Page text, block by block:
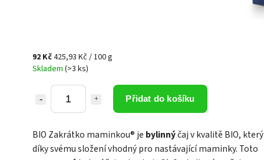
92 Kč425,93 Kč / 100 g
Skladem (>3 ks)
Přidat do košíku
BIO Zakrátko maminkou® je bylinnýčaj v kvalitě BIO,
díky svému složení vhodný pro nastávající maminky. Toto